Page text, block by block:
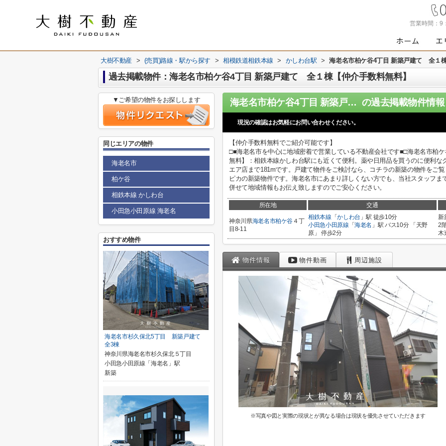
営業時間： 9
大樹不動産 > (売買)路線・駅から探す > 相模鉄道相鉄本線 > かしわ台駅 > 海老名市柏ケ谷4丁目 新築戸建て 全１
過去掲載物件：海老名市柏ケ谷4丁目 新築戸建て 全１棟【仲介手数料無料】
海老名市柏ケ谷4丁目 新築戸建て 全１棟【仲介手数料無料】 の過去掲載物件情報
現況の確認はお気軽にお問い合わせください。
【仲介手数料無料でご紹介可能です】
□■海老名市を中心に地域密着で営業している不動産会社です■□海老名市柏
無料】：相鉄本線かしわ台駅にも近くて便利。薬や日用品を買うのに便利な
エア店まで181mです。戸建て物件をご検討なら、コチラの新築の物件をご
ピカの新築物件です。海老名市にあまり詳しくない方でも、当社スタッフ
併せて地域情報もお伝え致しますのでご安心ください。
所在地 交通
神奈川県海老名市柏ケ谷４丁
目8-11
相鉄本線 「かしわ台 」駅 徒歩10分
小田急小田原線 「海老名 」駅 バス10分 「天野
原」 停歩2分
新
2
木
物件情報 物件動画 周辺施設
※写真や図と実際の現状とが異なる場合は現状を優先させていただきます
▼ご希望の物件をお探しします
同じエリアの物件
海老名市
柏ケ谷
相鉄本線 かしわ台
小田急小田原線 海老名
おすすめ物件
海老名市杉久保北5丁目 新築戸建て
全3棟
神奈川県海老名市杉久保北５丁目
小田急小田原線「海老名」駅
新築